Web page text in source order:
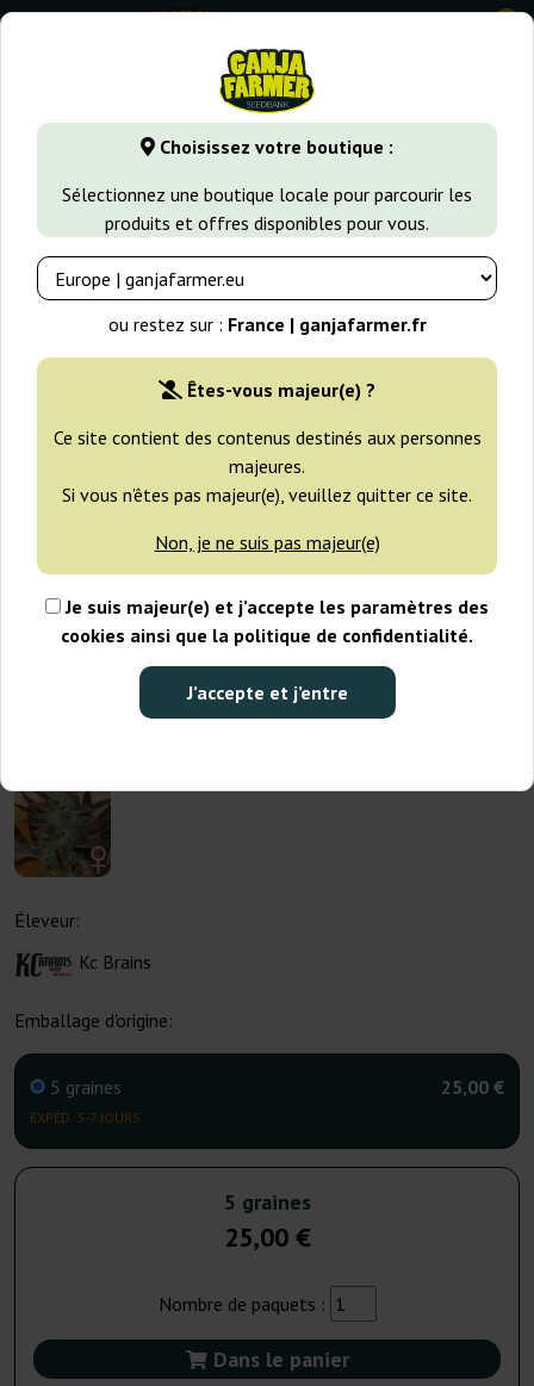
Choisissez votre boutique :
Sélectionnez une boutique locale pour parcourir les
produits et offres disponibles pour vous.
ou restez sur : France | ganjafarmer.fr
Êtes-vous majeur(e) ?
Ce site contient des contenus destinés aux personnes
majeures.
Si vous n’êtes pas majeur(e), veuillez quitter ce site.
Non, je ne suis pas majeur(e)
Je suis majeur(e) et j’accepte les paramètres des
cookies ainsi que la politique de confidentialité.
J’accepte et j’entre
0
GanjaFarmer.fr Types de Graines Graines de Cannabis
Éleveur:
Kc Brains
Emballage d'origine:
5 graines
EXPÉD. 3-7 JOURS
25,00 €
5 graines
25,00 €
Nombre de paquets :
Dans le panier